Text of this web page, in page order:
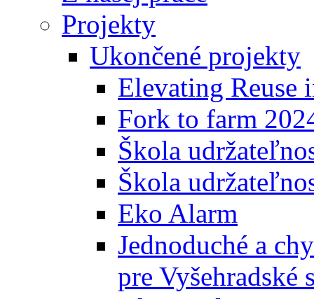
Projekty
Ukončené projekty
Elevating Reuse
Fork to farm
Škola
Škola
Eko Alarm
Jednoduché a
pre Vyšehradské